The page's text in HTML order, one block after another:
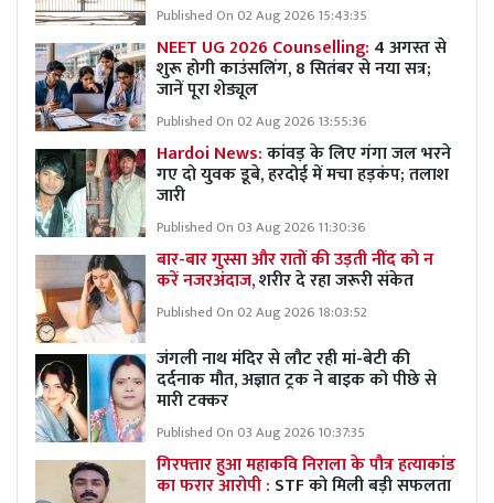
Published On 02 Aug 2026 15:43:35
NEET UG 2026 Counselling: 4 अगस्त से
शुरू होगी काउंसलिंग, 8 सितंबर से नया सत्र;
जानें पूरा शेड्यूल
Published On 02 Aug 2026 13:55:36
Hardoi News:कांवड़ के लिए गंगा जल भरने
गए दो युवक डूबे, हरदोई में मचा हड़कंप; तलाश
जारी
Published On 03 Aug 2026 11:30:36
बार-बार गुस्सा और रातों की उड़ती नींद को न
करें नजरअंदाज,शरीर दे रहा जरूरी संकेत
Published On 02 Aug 2026 18:03:52
जंगली नाथ मंदिर से लौट रही मां-बेटी की
दर्दनाक मौत, अज्ञात ट्रक ने बाइक को पीछे से
मारी टक्कर
Published On 03 Aug 2026 10:37:35
गिरफ्तार हुआ महाकवि निराला के पौत्र हत्याकांड
का फरार आरोपी : STF को मिली बड़ी सफलता